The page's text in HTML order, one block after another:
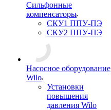
Сильфонные
компенсаторы
СКУ1 ППУ-ПЭ
СКУ2 ППУ-ПЭ
Насосное оборудование
Wilo
Установки
повышения
давления Wilo